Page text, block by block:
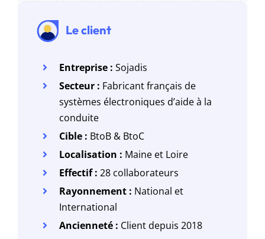
Le client
Entreprise :Sojadis
Secteur : Fabricant français de
systèmes électroniques d’aide à la
conduite
Cible : BtoB & BtoC
Localisation : Maine et Loire
Effectif :28 collaborateurs
Rayonnement : National et
International
Ancienneté : Client depuis 2018